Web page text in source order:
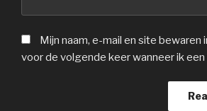
Mijn naam, e-mail en site bewaren
voor de volgende keer wanneer ik